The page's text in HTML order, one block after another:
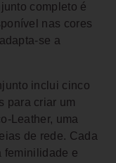
completo é
nas cores
se a
inclui cinco
para criar um
Leather, uma
de rede. Cada
feminilidade e